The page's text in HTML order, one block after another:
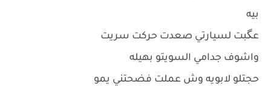
بيه
عگبت لسيارتي صعدت حركت سريت
واشوف جدامي السويتو بهيله
حجتلو لابويه وش عملت فضحتني يمو